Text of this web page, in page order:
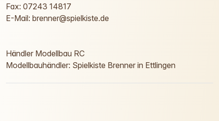
Fax: 07243 14817
E-Mail: brenner@spielkiste.de
Händler Modellbau RC
Modellbauhändler: Spielkiste Brenner in Ettlingen